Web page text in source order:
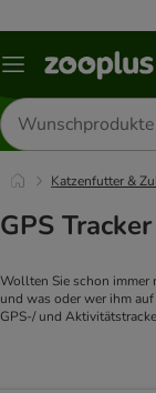
Menü
Produkte
suchen
Katzenfutter &
GPS
Wollten Sie schon immer
und was oder wer ihm
GPS-/ und